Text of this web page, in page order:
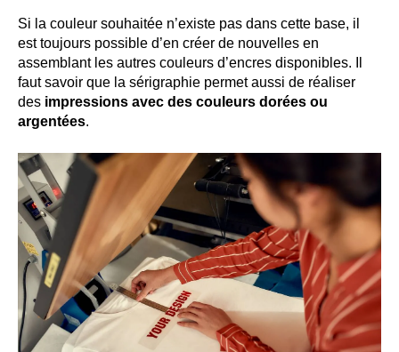
Si la couleur souhaitée n’existe pas dans cette base, il
est toujours possible d’en créer de nouvelles en
assemblant les autres couleurs d’encres disponibles. Il
faut savoir que la sérigraphie permet aussi de réaliser
des impressions avec des couleurs dorées ou
argentées.